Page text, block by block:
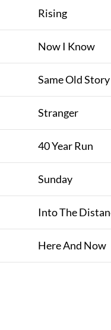
Rising
Now I Know
Same Old Story
Stranger
40 Year Run
Sunday
Into The
Here And Now